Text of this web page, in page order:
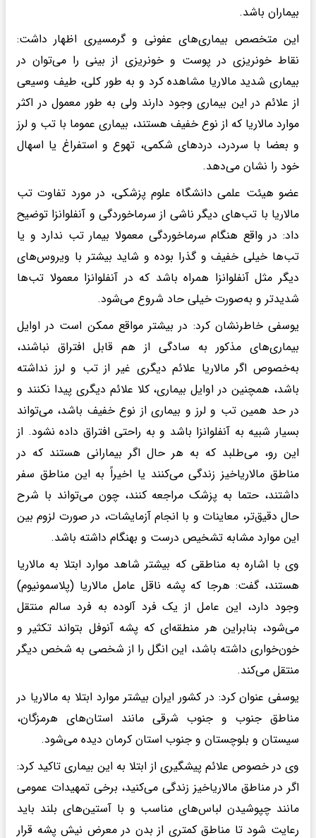
بیماران باشد.
این متخصص بیماری‌های عفونی و گرمسیری اظهار داشت:
نقاط خونریزی در پوست و خونریزی از بینی را می‌توان در
بیماری شدید مالاریا مشاهده کرد و به طور کلی، طیف وسیعی
از علائم در این بیماری وجود دارند ولی به طور معمول در اکثر
موارد مالاریا که از نوع خفیف هستند، بیماری عموما با تب و لرز
و بعضا با سردرد، دردهای شکمی، تهوع و استفراغ یا اسهال
خود را نشان می‌دهد.
عضو هیئت علمی دانشگاه علوم پزشکی، در مورد تفاوت تب
مالاریا با تب‌های دیگر ناشی از سرماخوردگی و آنفلوانزا توضیح
داد: در واقع هنگام سرماخوردگی معمولا بیمار تب ندارد و یا
تب‌ها خیلی خفیف و گذرا بوده و شاید بیشتر با ویروس‌های
دیگر مثل آنفلوانزا همراه باشد که در آنفلوانزا معمولا تب‌ها
شدیدتر و به‌صورت خیلی حاد شروع می‌شود.
یوسفی خاطرنشان کرد: در بیشتر مواقع ممکن است در اوایل
بیماری‌های مذکور به سادگی از هم قابل افتراق نباشند،
به‌خصوص اگر مالاریا علائم دیگری غیر از تب و لرز نداشته
باشد، همچنین در اوایل بیماری‌، کلا علائم دیگری پیدا نکنند و
در حد همین تب و لرز و بیماری از نوع خفیف باشد، می‌تواند
بسیار شبیه به آنفلوانزا باشد و به راحتی افتراق داده نشود. از
این رو، می‌طلبد که به هر حال اگر بیمارانی هستند که در
مناطق مالاریاخیز زندگی می‌کنند یا اخیراً به این مناطق سفر
داشتند، حتما به پزشک مراجعه کنند، چون می‌تواند با شرح
حال دقیق‌تر، معاینات و با انجام آزمایشات، در صورت لزوم بین
این‌ موارد مشابه تشخیص درست و بهنگام داشته باشد.
وی با اشاره به مناطقی که بیشتر شاهد موارد ابتلا به مالاریا
هستند، گفت: هرجا که پشه ناقل عامل مالاریا (پلاسمونیوم)
وجود دارد، این عامل از یک فرد آلوده به فرد سالم منتقل
می‌شود، بنابراین هر منطقه‌ای که پشه آنوفل بتواند تکثیر و
خون‌خواری داشته باشد، این انگل را از شخصی به شخص دیگر
منتقل می‌کند.
یوسفی عنوان کرد: در کشور ایران بیشتر موارد ابتلا به مالاریا در
مناطق جنوب و جنوب شرقی مانند استان‌های هرمزگان،
سیستان و بلوچستان و جنوب استان کرمان دیده می‌شود.
وی در خصوص علائم پیشگیری از ابتلا به این بیماری تاکید کرد:
اگر در مناطق مالاریاخیز زندگی می‌کنید، برخی تمهیدات عمومی
مانند چپوشیدن لباس‌های مناسب و با آستین‌های بلند باید
رعایت شود تا مناطق کمتری از بدن در معرض نیش پشه قرار